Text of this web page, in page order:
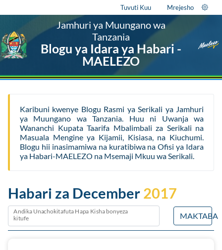
Tuvuti Kuu Mrejesho
Jamhuri ya Muungano wa
Tanzania
Blogu ya Idara ya Habari -
MAELEZO
Karibuni kwenye Blogu Rasmi ya Serikali ya Jamhuri
ya Muungano wa Tanzania. Huu ni Uwanja wa
Wananchi Kupata Taarifa Mbalimbali za Serikali na
Masuala Mengine ya Kijamii, Kisiasa, na Kiuchumi.
Blogu hii inasimamiwa na kuratibiwa na Ofisi ya Idara
ya Habari-MAELEZO na Msemaji Mkuu wa Serikali.
Habari za December 2017
Andika Unachokitafuta Hapa Kisha bonyeza
kitufe
MAKTABA